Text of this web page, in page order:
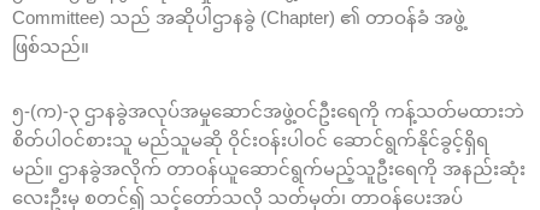
Committee) သည် အဆိုပါဌာနခွဲ (Chapter) ၏ တာဝန်ခံ အဖွဲ့
ဖြစ်သည်။
၅-(က)-၃ ဌာနခွဲအလုပ်အမှုဆောင်အဖွဲ့ဝင်ဦးရေကို ကန့်သတ်မထားဘဲ
စိတ်ပါဝင်စားသူ မည်သူမဆို ဝိုင်းဝန်းပါဝင် ဆောင်ရွက်နိုင်ခွင့်ရှိရ
မည်။ ဌာနခွဲအလိုက် တာဝန်ယူဆောင်ရွက်မည့်သူဦးရေကို အနည်းဆုံး
လေးဦးမှ စတင်၍ သင့်တော်သလို သတ်မှတ်၊ တာဝန်ပေးအပ်